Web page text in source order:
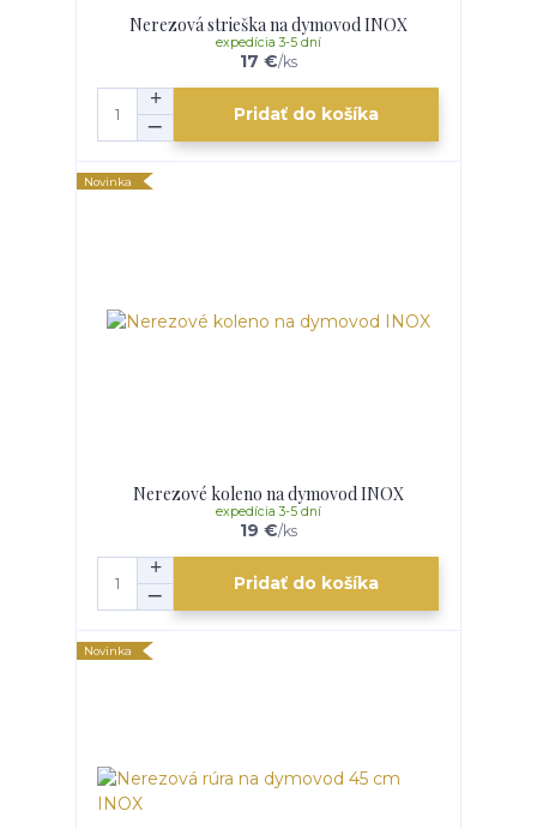
Nerezová strieška na dymovod INOX
17 €/ks
expedícia 3-5 dní
Pridať do košíka
Novinka
Nerezové koleno na dymovod INOX
19 €/ks
expedícia 3-5 dní
Pridať do košíka
Novinka